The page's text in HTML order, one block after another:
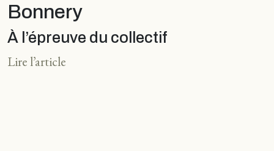
Bonnery
À l’épreuve du collectif
Lire l’article